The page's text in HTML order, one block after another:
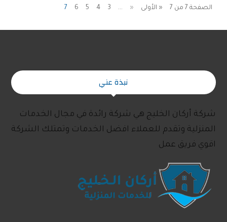
الصفحة 7 من 7 « الأولى «
...
3
4
5
6
7
نبذة عني
شركة أركان الخليج هي شركة رائدة في مجال الخدمات
المنزلية وتقدم للعملاء افضل الخدمات وتمتلك الشركة
اقوي فريق عمل